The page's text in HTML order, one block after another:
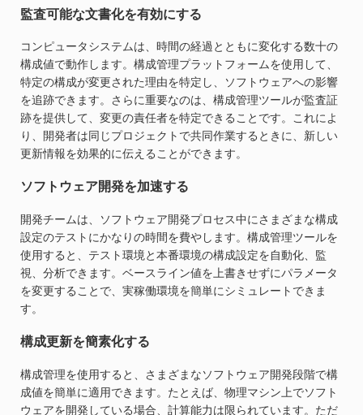
監査可能な文書化を有効にする
コンピュータシステムは、時間の経過とともに変化する数十の
構成値で動作します。構成管理プラットフォームを使用して、
特定の構成が変更された理由を特定し、ソフトウェアへの影響
を追跡できます。さらに重要なのは、構成管理ツールが監査証
跡を提供して、変更の責任者を特定できることです。これによ
り、開発者は同じプロジェクトで共同作業するときに、新しい
更新情報を効果的に伝えることができます。
ソフトウェア開発を加速する
開発チームは、ソフトウェア開発プロセス中にさまざまな構成
設定のテストにかなりの時間を費やします。構成管理ツールを
使用すると、テスト環境と本番環境の構成設定を自動化、監
視、分析できます。ベースライン値を上書きせずにパラメータ
を変更することで、実稼働環境を簡単にシミュレートできま
す。
構成更新を簡素化する
構成管理を使用すると、さまざまなソフトウェア開発段階で構
成値を簡単に適用できます。たとえば、物理マシン上でソフト
ウェアを開発している場合、計算能力は限られています。ただ